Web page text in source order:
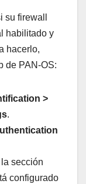
firewall
habilitado y
hacerlo,
de PAN-OS:
>
.
sección
configurado